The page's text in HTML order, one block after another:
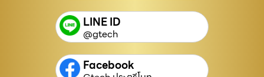
LINE ID
@gtech
Facebook